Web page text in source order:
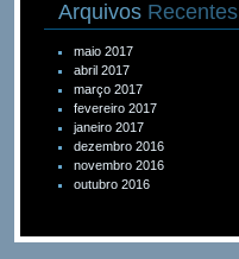
Arquivos Recentes
maio 2017
abril 2017
março 2017
fevereiro 2017
janeiro 2017
dezembro 2016
novembro 2016
outubro 2016